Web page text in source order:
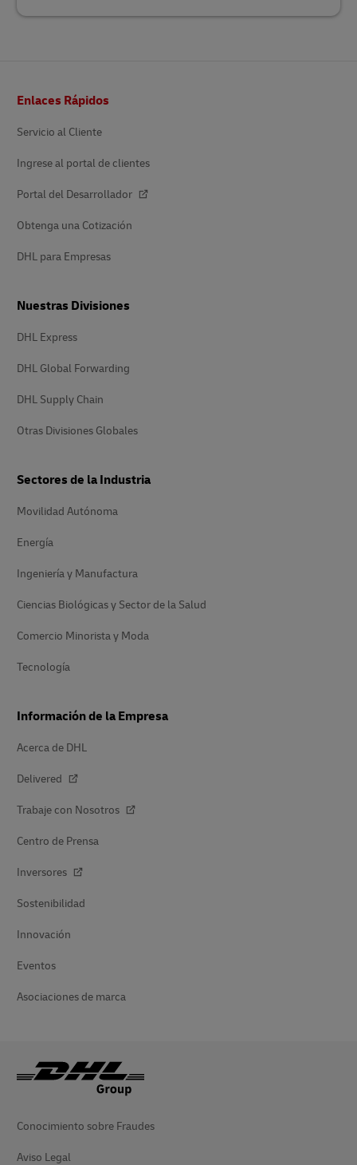
de
Enlaces Rápidos
Servicio al Cliente
Ingrese al portal de clientes
Portal del Desarrollador
Obtenga una Cotización
DHL para Empresas
Nuestras Divisiones
DHL Express
DHL Global Forwarding
DHL Supply Chain
Otras Divisiones Globales
Sectores de la Industria
Movilidad Autónoma
Energía
Ingeniería y Manufactura
Ciencias Biológicas y Sector de la Salud
Comercio Minorista y Moda
Tecnología
Información de la Empresa
Acerca de DHL
Delivered
Trabaje con Nosotros
Centro de Prensa
Inversores
Sostenibilidad
Innovación
Eventos
Asociaciones de marca
Conocimiento sobre Fraudes
Aviso Legal